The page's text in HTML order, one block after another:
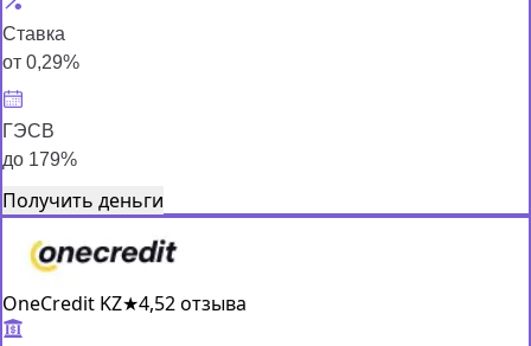
Ставка
от 0,29%
ГЭСВ
до 179%
Получить деньги
OneCredit KZ★4,52 отзыва